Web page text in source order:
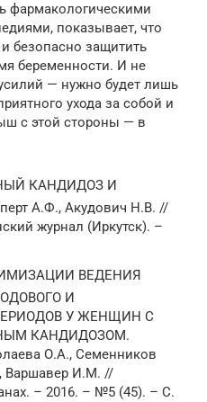
фармакологическими
показывает, что
безопасно защитить
беременности. И не
— нужно будет лишь
ухода за собой и
с этой стороны — в
КАНДИДОЗ И
А.Ф., Акудович Н.В. //
журнал (Иркутск). –
ВЕДЕНИЯ
И
У ЖЕНЩИН С
КАНДИДОЗОМ.
О.А., Семенников
Варшавер И.М. //
– 2016. – №5 (45). – С.